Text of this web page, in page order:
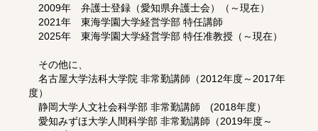
2009年 弁護士登録（愛知県弁護士会）（～現在）
2021年 東海学園大学経営学部 特任講師
2025年 東海学園大学経営学部 特任准教授（～現在）
その他に、
名古屋大学法科大学院 非常勤講師（2012年度～2017年
度）
静岡大学人文社会科学部 非常勤講師 (2018年度）
愛知みずほ大学人間科学部 非常勤講師（2019年度～